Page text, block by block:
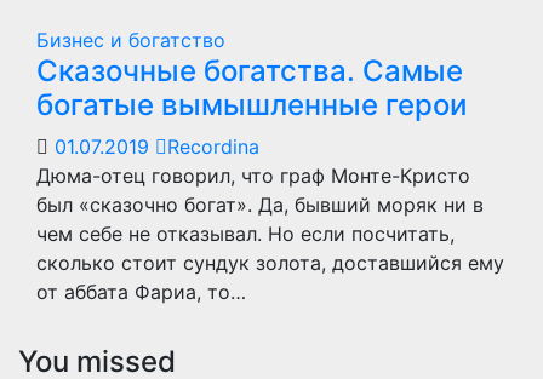
Бизнес и богатство
Сказочные богатства. Самые
богатые вымышленные герои
01.07.2019
Recordina
Дюма-отец говорил, что граф Монте-Кристо
был «сказочно богат». Да, бывший моряк ни в
чем себе не отказывал. Но если посчитать,
сколько стоит сундук золота, доставшийся ему
от аббата Фариа, то…
You missed